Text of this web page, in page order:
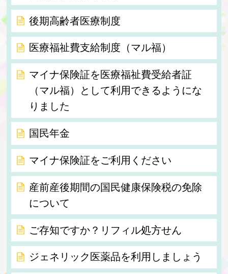
後期高齢者医療制度
医療福祉費支給制度（マル福）
マイナ保険証を医療福祉費受給者証
（マル福）として利用できるようにな
りました
国民年金
マイナ保険証をご利用ください
産前産後期間の国民健康保険税の免除
について
ご存知ですか？リフィル処方せん
ジェネリック医薬品を利用しましょう